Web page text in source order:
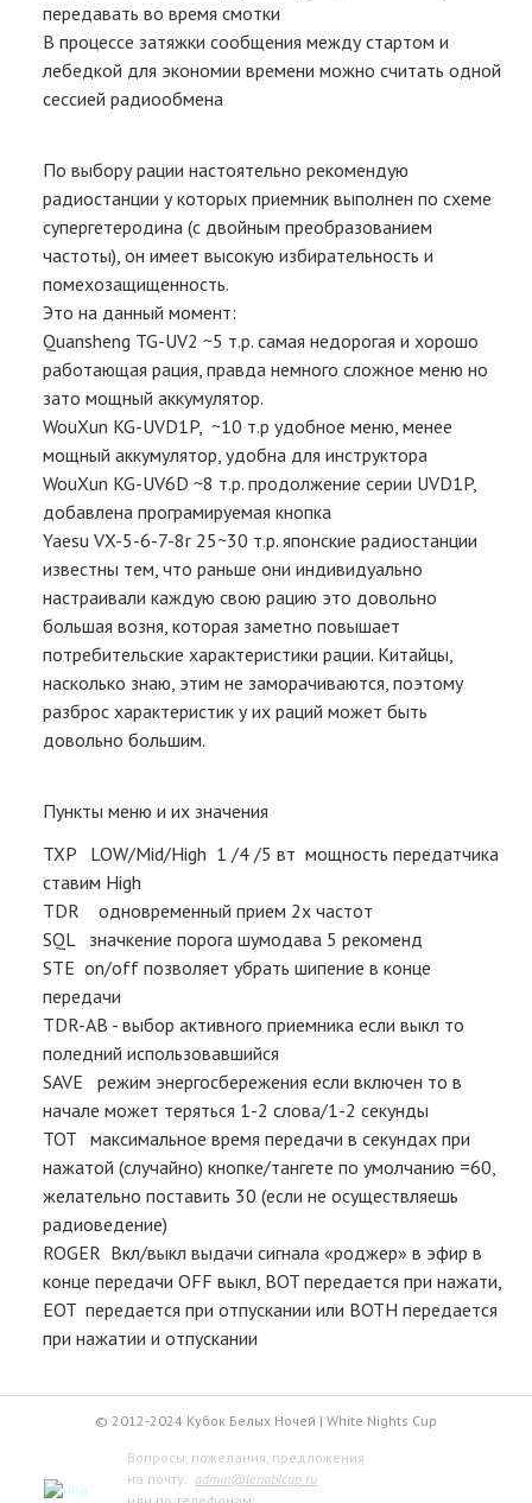
передавать во время смотки
В процессе затяжки сообщения между стартом и
лебедкой для экономии времени можно считать одной
сессией радиообмена
По выбору рации настоятельно рекомендую
радиостанции у которых приемник выполнен по схеме
супергетеродина (с двойным преобразованием
частоты), он имеет высокую избирательность и
помехозащищенность.
Это на данный момент:
Quansheng TG-UV2 ~5 т.р. самая недорогая и хорошо
работающая рация, правда немного сложное меню но
зато мощный аккумулятор.
WouXun KG-UVD1P, ~10 т.р удобное меню, менее
мощный аккумулятор, удобна для инструктора
WouXun KG-UV6D ~8 т.р. продолжение серии UVD1P,
добавлена програмируемая кнопка
Yaesu VX-5-6-7-8r 25~30 т.р. японские радиостанции
известны тем, что раньше они индивидуально
настраивали каждую свою рацию это довольно
большая возня, которая заметно повышает
потребительские характеристики рации. Китайцы,
насколько знаю, этим не заморачиваются, поэтому
разброс характеристик у их раций может быть
довольно большим.
Пункты меню и их значения
TXP LOW/Mid/High 1 /4 /5 вт мощность передатчика
ставим High
TDR одновременный прием 2х частот
SQL значкение порога шумодава 5 рекоменд
STE on/off позволяет убрать шипение в конце
передачи
TDR-AB - выбор активного приемника если выкл то
поледний использовавшийся
SAVE режим энергосбережения если включен то в
начале может теряться 1-2 слова/1-2 секунды
TOT максимальное время передачи в секундах при
нажатой (случайно) кнопке/тангете по умолчанию =60,
желательно поставить 30 (если не осуществляешь
радиоведение)
ROGER Вкл/выкл выдачи сигнала «роджер» в эфир в
конце передачи OFF выкл, BOT передается при нажати,
EOT передается при отпускании или BOTH передается
при нажатии и отпускании
© 2012-2024 Кубок Белых Ночей | White Nights Cup
Вопросы, пожелания, предложения
на почту: admin@lenoblcup.ru